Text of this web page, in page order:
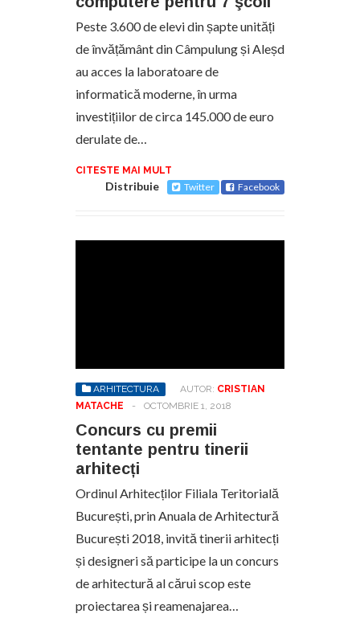
Peste 3.600 de elevi din șapte unități
de învățământ din Câmpulung și Aleșd
au acces la laboratoare de
informatică moderne, în urma
investițiilor de circa 145.000 de euro
derulate de…
CITESTE MAI MULT
Distribuie Twitter Facebook
ARHITECTURA AUTOR: CRISTIAN
MATACHE
- OCTOMBRIE 1, 2018
Concurs cu premii
tentante pentru tinerii
arhitecți
Ordinul Arhitecților Filiala Teritorială
București, prin Anuala de Arhitectură
București 2018, invită tinerii arhitecți
și designeri să participe la un concurs
de arhitectură al cărui scop este
proiectarea și reamenajarea…